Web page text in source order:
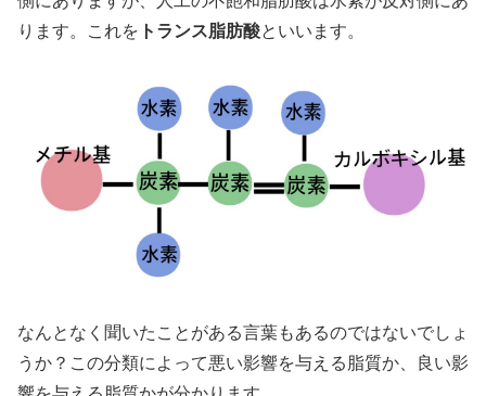
ります。これを トランス脂肪酸といいます。
なんとなく聞いたことがある言葉もあるのではないでしょ
うか？この分類によって悪い影響を与える脂質か、良い影